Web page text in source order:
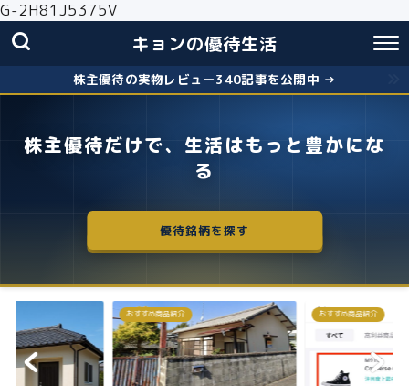
G-2H81J5375V
キョンの優待生活
株主優待の実物レビュー340記事を公開中 →
株主優待だけで、生活はもっと豊かにな
る
優待銘柄を探す
おすすめ商品紹介 おすすめ商品紹介